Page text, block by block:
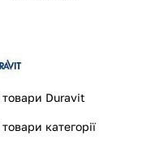
товари Duravit
товари категорії